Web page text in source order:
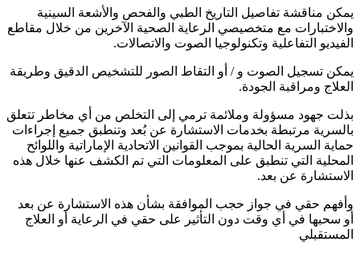
يمكن مناقشة تفاصيل التاريخ الطبي والفحص والأشعة السينية
والاختبارات مع متخصيصي الرعاية الصحية الآخرين من خلال مقاطع
الفيديو التفاعلية وتكنولوجيا الصوت والاتصالات.
يمكن تسجيل الصوت و / أو التقاط الصور للتشخيص الدقيق وطريقة
العلاج ومراقبة الجودة.
بذلت جهود مسؤولة وملائمة ترمي إلى التخلص من أي مخاطر تتعلق
بالسرية مرتبطة بخدمات الاستشارة عن بُعد وتنطبق جميع إجراءات
حماية السرية الحالية بموجب القوانين الاتحادية الإماراتية واللوائح
المحلية التي تنطبق على المعلومات التي تم الكشف عنها خلال هذه
الاستشارة عن بعد.
وأفهم حقي في جواز حجب الموافقة بشأن هذه الاستشارة عن بعد
أو سحبها في أي وقت دون التأثير على حقي في الرعاية أو العلاج
المستقبلي